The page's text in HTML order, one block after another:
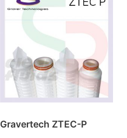
Gravertech ZTEC-P